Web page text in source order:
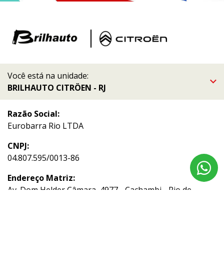
Você está na unidade:
BRILHAUTO CITRÖEN - RJ
Razão Social:
Eurobarra Rio LTDA
CNPJ:
04.807.595/0013-86
Endereço Matriz:
Av. Dom Helder Câmara, 4977 - Cachambi - Rio de